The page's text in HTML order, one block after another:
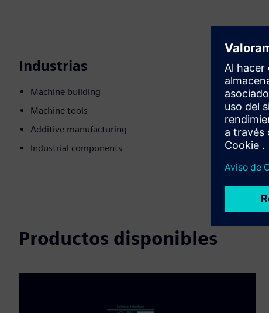
Industrias
Machine building
Machine tools
Additive manufacturing
Industrial components
Productos disponibles